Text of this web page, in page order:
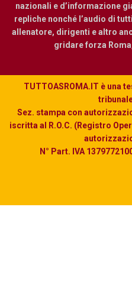
nazionali e d’informazione
repliche nonché l’audio di
allenatore, dirigenti e altro
gridare forza
TUTTOASROMA.IT è una
Sez. stampa con
iscritta al R.O.C. (Registro
N° Part. IVA